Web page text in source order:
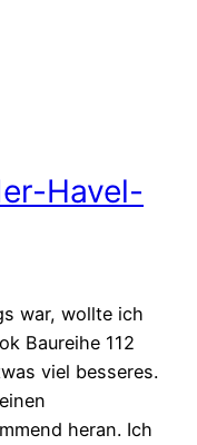
Havel-
war, wollte ich
Baureihe 112
viel besseres.
heran. Ich